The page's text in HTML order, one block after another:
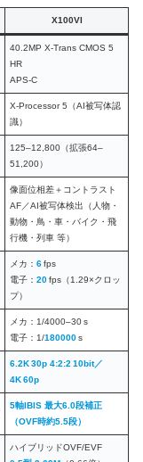
X100VI
40.2MP X-Trans CMOS 5
HR
APS-C
X-Processor 5（AI被写体認
識）
125–12,800（拡張64–
51,200）
像面位相差＋コントラスト
AF／AI被写体検出（人物・
動物・鳥・車・バイク・飛
行機・列車 等）
メカ：6fps
電子：20fps（1.29×クロッ
プ）
メカ：1/4000–30 s
電子：1/180000s
6.2K 30p 4:2:2 10bit／
4K 60p
5軸IBIS 最大6.0段補正
（OVF時約5.5段）
ハイブリッドOVF/EVF